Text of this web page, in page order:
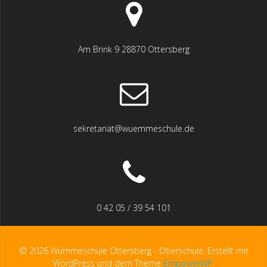
Am Brink 9 28870 Ottersberg
sekretariat@wuemmeschule.de
0 42 05 / 39 54 101
© 2026 Wümmeschule Ottersberg - Oberschule. Erstellt mit
WordPress und dem Theme EmpowerWP.